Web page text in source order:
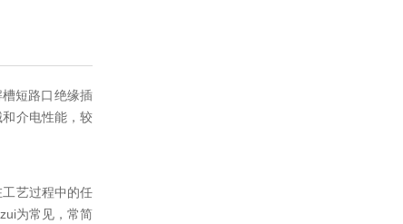
短路口绝缘插
介电性能，较
艺过程中的任
为常见，常简